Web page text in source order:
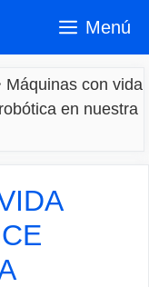
Menú
Máquinas con vida
en nuestra